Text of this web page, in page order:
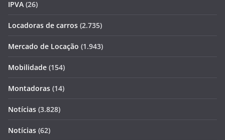
IPVA (26)
Locadoras de carros (2.735)
Mercado de Locação (1.943)
Mobilidade (154)
Montadoras (14)
Notícias (3.828)
Notícias (62)